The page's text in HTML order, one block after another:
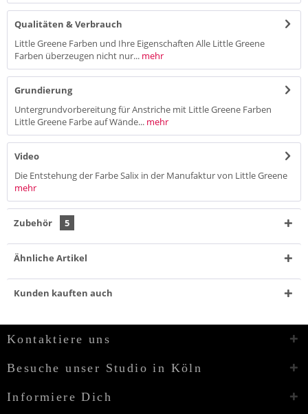
Qualitäten & Verbrauch
Little Greene Farben und Ihre Eigenschaften Alle Little Greene
Farben überzeugen nicht nur... mehr
Grundierung
Untergrundvorbereitung für Anstriche mit Little Greene Farben
Little Greene Farbe auf Wände... mehr
Video
Die Entstehung der Farbe Salix in der Manufaktur von Little Greene
mehr
Zubehör 5
Ähnliche Artikel
Kunden kauften auch
Kontaktiere uns
Besuche unser Studio in Köln
Informiere Dich